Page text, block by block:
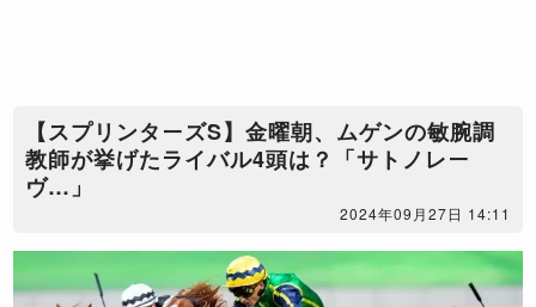
【スプリンターズS】金曜朝、ムゲンの敏腕調
教師が挙げたライバル4頭は？「サトノレー
ヴ…」
2024年09月27日 14:11